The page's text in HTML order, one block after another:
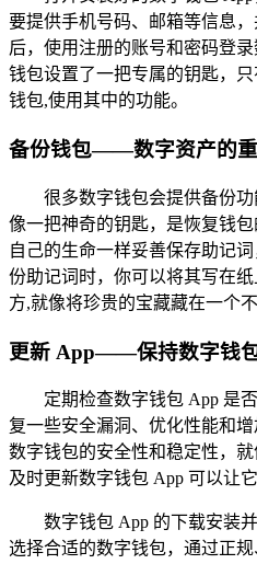
要提供手机号码、邮箱等信息
后，使用注册的账号和密码登
钱包设置了一把专属的钥匙，
钱包,使用其中的功能。
备份钱包——数字资产的
很多数字钱包会提供备份
像一把神奇的钥匙，是恢复钱
自己的生命一样妥善保存助记
份助记词时，你可以将其写在
方,就像将珍贵的宝藏藏在一个
更新 App——保持数字钱
定期检查数字钱包 App 是
复一些安全漏洞、优化性能和
数字钱包的安全性和稳定性，
及时更新数字钱包 App 可以让
数字钱包 App 的下载安装
选择合适的数字钱包，通过正